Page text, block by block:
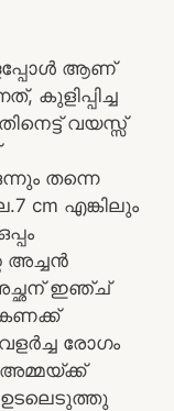
ആണ്
കുളിപ്പിച്ച
വയസ്സ്
തന്നെ
cm എങ്കിലും
അച്ചൻ
ഇഞ്ച്
കണക്ക്
രോഗം
ഉടലെടുത്തു